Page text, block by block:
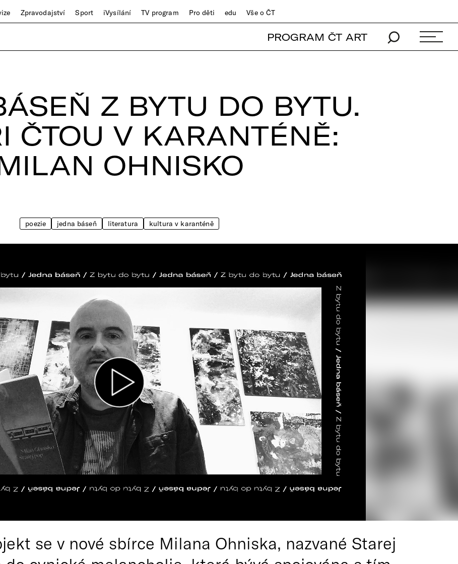
Zpravodajství Sport iVysílání TV program Pro děti edu Vše o ČT
PROGRAM ČT ART
Z BYTU DO BYTU.
ČTOU V KARANTÉNĚ:
OHNISKO
poezie jedna báseň literatura kultura v karanténě
se v nové sbírce Milana Ohniska, nazvané Starej